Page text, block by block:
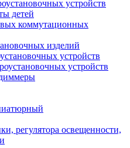
устройств
детей
коммутационных
изделий
устройств
устройств
регулятора освещенности,